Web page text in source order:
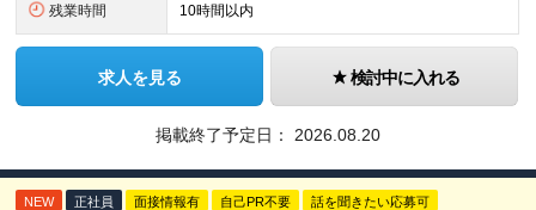
残業時間 10時間以内
求人を見る 検討中に入れる
掲載終了予定日： 2026.08.20
NEW 正社員 面接情報有 自己PR不要 話を聞きたい応募可